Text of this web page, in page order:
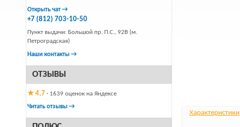
Открыть чат →
+7 (812) 703-10-50
Пункт выдачи: Большой пр. П.С., 92В (м.
Петроградская)
Наши контакты →
ОТЗЫВЫ
★ 4,7 · 1639 оценок на Яндексе
Читать отзывы →
Характеристики